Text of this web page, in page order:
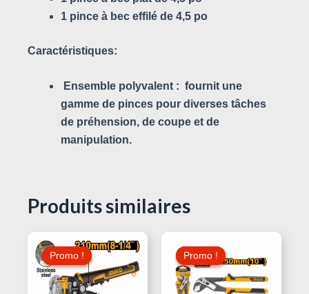
1 pince à bec effilé de 4,5 po
Caractéristiques:
Ensemble polyvalent : fournit une
gamme de pinces pour diverses tâches
de préhension, de coupe et de
manipulation.
Produits similaires
Promo !
Promo !
Prix
Initial
Était :
Le
Prix
Actuel
Est :
35,000 د.ت.
Promo !
Promo !
Prix
Initial
Était :
Le